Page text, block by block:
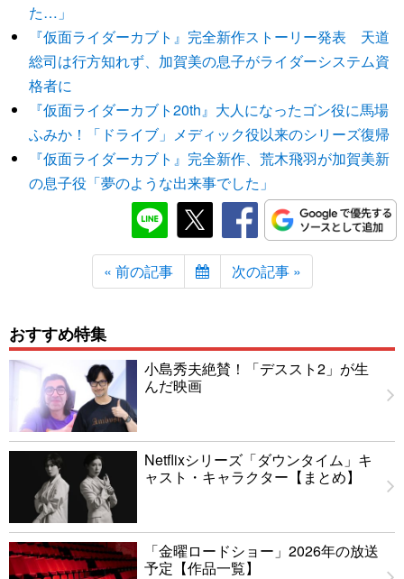
た…」
『仮面ライダーカブト』完全新作ストーリー発表 天道
総司は行方知れず、加賀美の息子がライダーシステム資
格者に
『仮面ライダーカブト20th』大人になったゴン役に馬場
ふみか！「ドライブ」メディック役以来のシリーズ復帰
『仮面ライダーカブト』完全新作、荒木飛羽が加賀美新
の息子役「夢のような出来事でした」
« 前の記事 次の記事 »
おすすめ特集
小島秀夫絶賛！「デススト2」が生
んだ映画
Netflixシリーズ「ダウンタイム」キ
ャスト・キャラクター【まとめ】
「金曜ロードショー」2026年の放送
予定【作品一覧】